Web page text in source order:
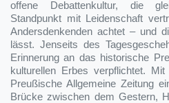
offene Debattenkultur, die
Standpunkt mit Leidenschaft
Andersdenkenden achtet – und
lässt. Jenseits des
Erinnerung an das historische
kulturellen Erbes verpflichtet.
Preußische Allgemeine Zeitung
Brücke zwischen dem Gestern,